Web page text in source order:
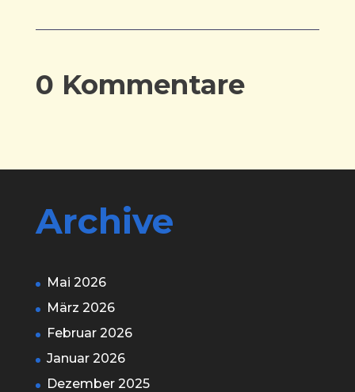
0 Kommentare
Archive
Mai 2026
März 2026
Februar 2026
Januar 2026
Dezember 2025